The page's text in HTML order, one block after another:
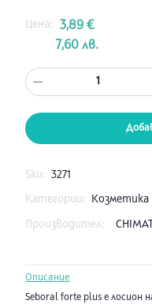
Цена:
3,89 €
7,60 лв.
1
Sku: 3271
Категории: Козметика
Производител:
Описание
Seboral forte plus е лосион